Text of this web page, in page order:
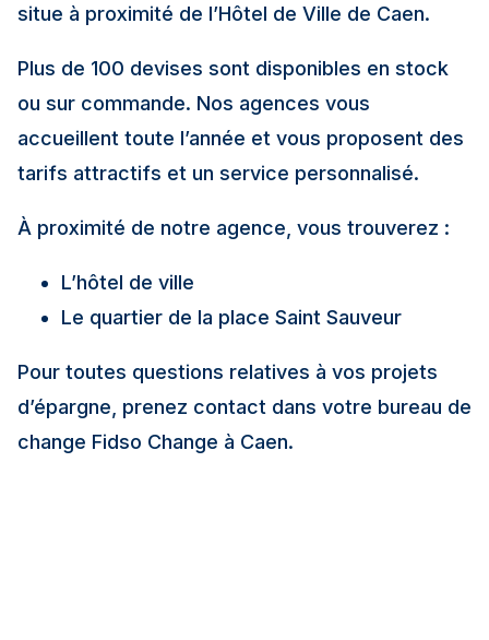
situe à proximité de l’Hôtel de Ville de Caen.
Plus de 100 devises sont disponibles en stock
ou sur commande. Nos agences vous
accueillent toute l’année et vous proposent des
tarifs attractifs et un service personnalisé.
À proximité de notre agence, vous trouverez :
L’hôtel de ville
Le quartier de la place Saint Sauveur
Pour toutes questions relatives à vos projets
d’épargne, prenez contact dans votre bureau de
change Fidso Change à Caen.